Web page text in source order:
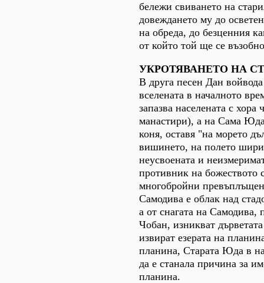
бележи свиването на
довеждането му до
на обреда, до безценния
от който той ще се
УКРОТЯВАНЕТО НА
В друга песен Дан
вселената в началното
запазва населената с хора
манастири), а на Сама
коня, оставя "на морето
вишинето, на полето
неусвоената и
противник на божеството
многобройни
Самодива е облак над
а от снагата на Самодива,
Чобан, изникват
извират езерата на
планина, Старата Юда в
да е станала причина за
планина.